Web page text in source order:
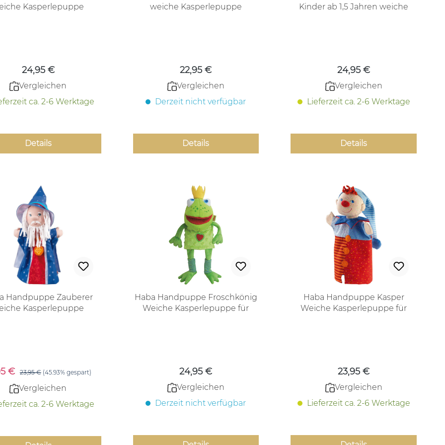
Kasperlepuppe
24,95 €
Vergleichen
ca. 2-6 Werktage
Details
weiche Kasperlepuppe
22,95 €
Vergleichen
Derzeit nicht verfügbar
Details
Kinder ab 1,5 Jahren weiche
24,95 €
Vergleichen
Lieferzeit ca. 2-6 Werktage
Details
Handpuppe Zauberer
Kasperlepuppe
€ Regulärer Preis:
23,95 € (45.93% gespart)
Vergleichen
ca. 2-6 Werktage
Haba Handpuppe Froschkönig
Weiche Kasperlepuppe für
24,95 €
Vergleichen
Derzeit nicht verfügbar
Haba Handpuppe Kasper
Weiche Kasperlepuppe für
23,95 €
Vergleichen
Lieferzeit ca. 2-6 Werktage